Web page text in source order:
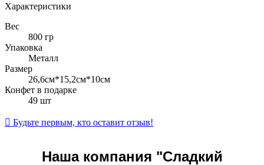
Характеристики
Вес
800 гр
Упаковка
Металл
Размер
26,6см*15,2см*10см
Конфет в подарке
49 шт
 Будьте первым, кто оставит отзыв!
Наша компания "Сладкий